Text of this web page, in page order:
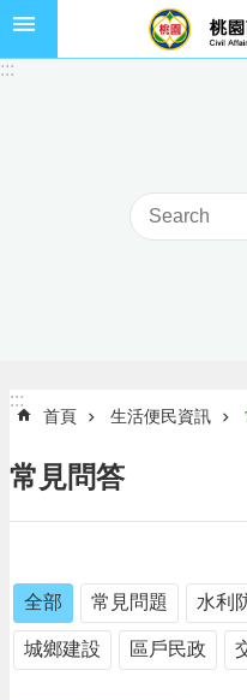
跳到主要內容區塊
介
紹
訊
息
生
活
便
民
:::
:::
:::
首頁 生活便民資訊
常見問答
全部 常見問題 水利
城鄉建設 區戶民政